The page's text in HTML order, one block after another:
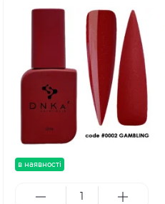
в наявності